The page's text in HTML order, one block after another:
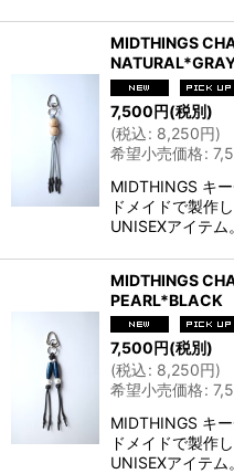
MIDTHINGS
7,500円(税別)
(税込: 8,250円)
希望小売価格:
MIDTHINGS キ
ドメイドで製作
UNISEXアイテ
MIDTHINGS
PEARL*BLACK
7,500円(税別)
(税込: 8,250円)
希望小売価格:
MIDTHINGS キ
ドメイドで製作
UNISEXアイテ